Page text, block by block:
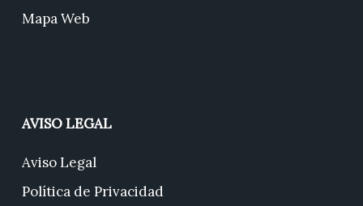
Mapa Web
AVISO LEGAL
Aviso Legal
Política de Privacidad